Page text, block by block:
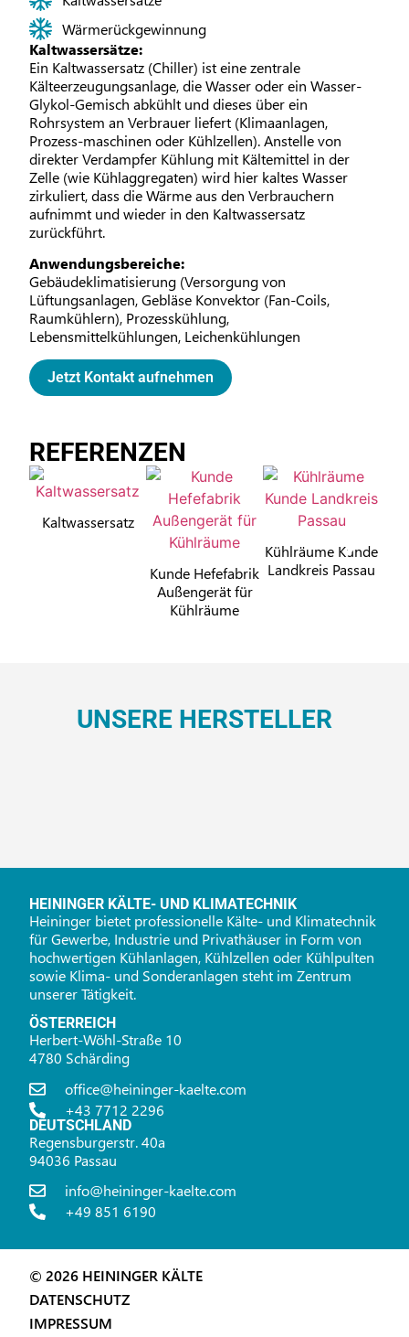
Wärmerückgewinnung
Kaltwassersätze:
Ein Kaltwassersatz (Chiller) ist eine zentrale
Kälteerzeugungsanlage, die Wasser oder ein Wasser-
Glykol-Gemisch abkühlt und dieses über ein
Rohrsystem an Verbrauer liefert (Klimaanlagen,
Prozess-maschinen oder Kühlzellen). Anstelle von
direkter Verdampfer Kühlung mit Kältemittel in der
Zelle (wie Kühlaggregaten) wird hier kaltes Wasser
zirkuliert, dass die Wärme aus den Verbrauchern
aufnimmt und wieder in den Kaltwassersatz
zurückführt.
Anwendungsbereiche:
Gebäudeklimatisierung (Versorgung von
Lüftungsanlagen, Gebläse Konvektor (Fan-Coils,
Raumkühlern), Prozesskühlung,
Lebensmittelkühlungen, Leichenkühlungen
Jetzt Kontakt aufnehmen
REFERENZEN
Kaltwassersatz
Kunde Hefefabrik
Außengerät für
Kühlräume
Kühlräume Kunde
Landkreis Passau
UNSERE HERSTELLER
HEININGER KÄLTE- UND KLIMATECHNIK
Heininger bietet professionelle Kälte- und Klimatechnik
für Gewerbe, Industrie und Privathäuser in Form von
hochwertigen Kühlanlagen, Kühlzellen oder Kühlpulten
sowie Klima- und Sonderanlagen steht im Zentrum
unserer Tätigkeit.
ÖSTERREICH
Herbert-Wöhl-Straße 10
4780 Schärding
office@heininger-kaelte.com
+43 7712 2296
DEUTSCHLAND
Regensburgerstr. 40a
94036 Passau
info@heininger-kaelte.com
+49 851 6190
© 2026 HEININGER KÄLTE
DATENSCHUTZ
IMPRESSUM